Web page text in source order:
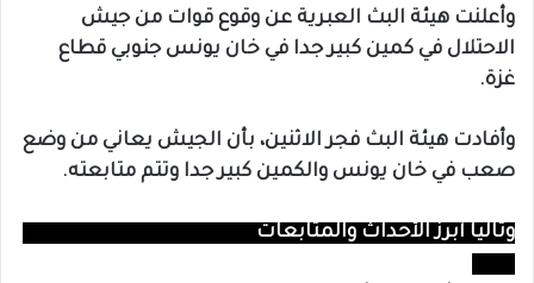
وأعلنت هيئة البث العبرية عن وقوع قوات من جيش
الاحتلال في كمين كبير جدا في خان يونس جنوبي قطاع
غزة.
وأفادت هيئة البث فجر الاثنين، بأن الجيش يعاني من وضع
صعب في خان يونس والكمين كبير جدا وتتم متابعته.
وتاليا أبرز الأحداث والمتابعات